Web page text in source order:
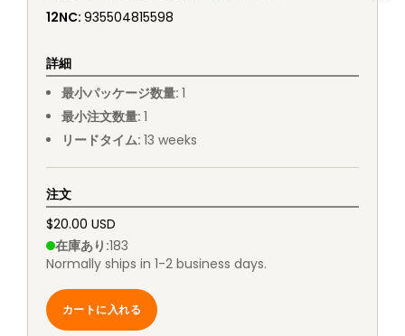
12NC: 935504815598
詳細
最小パッケージ数量: 1
最小注文数量: 1
リードタイム: 13 weeks
注文
$20.00 USD
在庫あり :183
Normally ships in 1-2 business days.
カートに入れる